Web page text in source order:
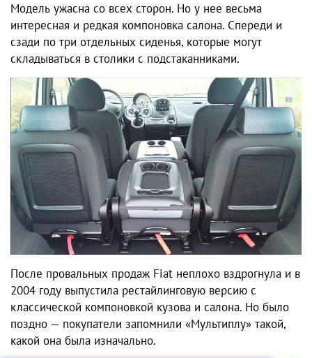
Модель ужасна со всех сторон. Но у нее весьма
интересная и редкая компоновка салона. Спереди и
сзади по три отдельных сиденья, которые могут
складываться в столики с подстаканниками.
После провальных продаж Fiat неплохо вздрогнула и в
2004 году выпустила рестайлинговую версию с
классической компоновкой кузова и салона. Но было
поздно — покупатели запомнили «Мультиплу» такой,
какой она была изначально.